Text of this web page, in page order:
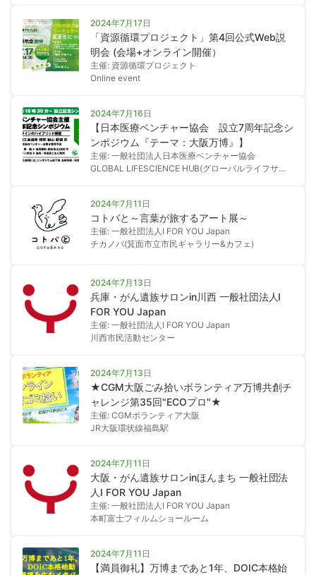
2024年7月17日
「資源循環プロジェクト」第4回公式Web説
明会 (会場+オンライン開催）
主催: 資源循環プロジェクト
Online event
2024年7月16日
【日本医療ベンチャー協会 設立7周年記念シ
ンポジウム『テーマ：大阪万博』】
主催: 一般社団法人日本医療ベンチャー協会
GLOBAL LIFESCIENCE HUB(グローバルライフサイ
2024年7月11日
コトバと～言葉が旅するアート展～
主催: 一般社団法人I FOR YOU Japan
チカノバ(箕面市立市民ギャラリー&カフェ)
2024年7月13日
兵庫・がん遺族サロンin川西 一般社団法人I
FOR YOU Japan
主催: 一般社団法人I FOR YOU Japan
川西市民活動センター
2024年7月13日
★CGM大阪ごみ拾いボランティア万博共創チ
ャレンジ第35回"ECOプロ"★
主催: CGMボランティア大阪
JR大阪環状線福島駅
2024年7月11日
大阪・がん遺族サロンinほんまち 一般社団法
人I FOR YOU Japan
主催: 一般社団法人I FOR YOU Japan
本町富士フィルムショールーム
2024年7月11日
【満員御礼】万博まであと1年、DOIC本格始